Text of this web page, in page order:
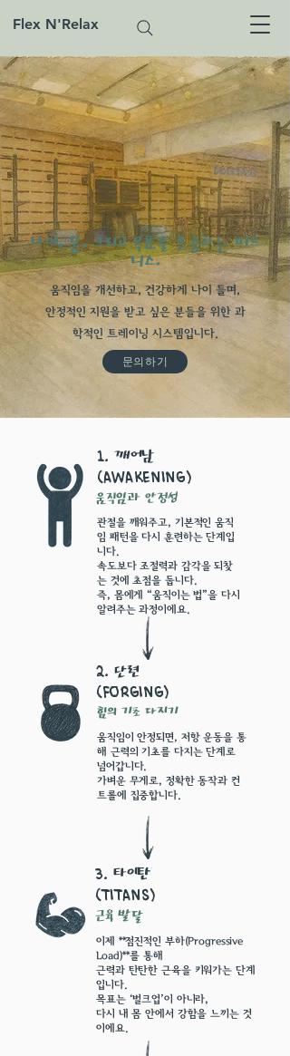
Flex N'Relax
나이, 몸, 그리고 목표를 존중하는 피트
니스.
움직임을 개선하고, 건강하게 나이 들며,
안정적인 지원을 받고 싶은 분들을 위한 과
학적인 트레이닝 시스템입니다.
문의하기
관절을 깨워주고, 기본적인 움직
임 패턴을 다시 훈련하는 단계입
니다.
속도보다 조절력과 감각을 되찾
는 것에 초점을 둡니다.
즉, 몸에게 “움직이는 법”을 다시
알려주는 과정이에요.
움직임과 안정성
1.깨어남
(Awakening)
2.단련
(Forging)
움직임이 안정되면, 저항 운동을 통
해 근력의 기초를 다지는 단계로
넘어갑니다.
가벼운 무게로, 정확한 동작과 컨
트롤에 집중합니다.
힘의 기초 다지기
3.타이탄
(Titans)
이제 **점진적인 부하(Progressive
Load)**를 통해
근력과 탄탄한 근육을 키워가는 단계
입니다.
목표는 ‘벌크업’이 아니라,
다시 내 몸 안에서 강함을 느끼는 것
이에요.
근육 발달